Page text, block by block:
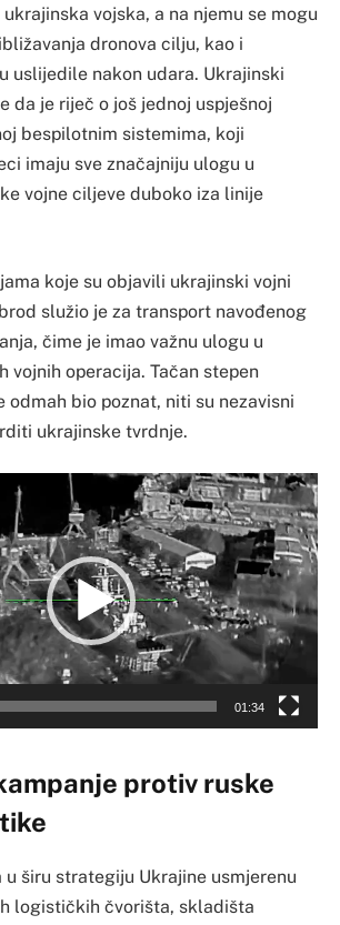
vojska, a na njemu se mogu
dronova cilju, kao i
uslijedile nakon udara. Ukrajinski
da je riječ o još jednoj uspješnoj
bespilotnim sistemima, koji
imaju sve značajniju ulogu u
vojne ciljeve duboko iza linije
koje su objavili ukrajinski vojni
služio je za transport navođenog
čime je imao važnu ulogu u
vojnih operacija. Tačan stepen
odmah bio poznat, niti su nezavisni
ukrajinske tvrdnje.
01:34
protiv ruske
u širu strategiju Ukrajine usmjerenu
logističkih čvorišta, skladišta